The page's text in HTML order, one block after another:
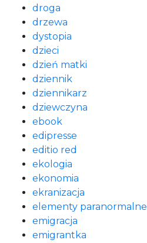
droga
drzewa
dystopia
dzieci
dzień matki
dziennik
dziennikarz
dziewczyna
ebook
edipresse
editio red
ekologia
ekonomia
ekranizacja
elementy paranormalne
emigracja
emigrantka